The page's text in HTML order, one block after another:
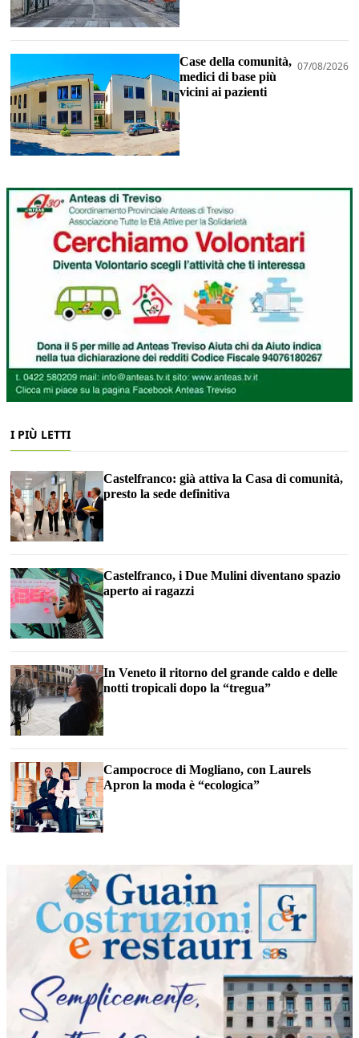
Case della comunità,
medici di base più
vicini ai pazienti
07/08/2026
I PIÙ LETTI
Castelfranco: già attiva la Casa di comunità,
presto la sede definitiva
Castelfranco, i Due Mulini diventano spazio
aperto ai ragazzi
In Veneto il ritorno del grande caldo e delle
notti tropicali dopo la “tregua”
Campocroce di Mogliano, con Laurels
Apron la moda è “ecologica”